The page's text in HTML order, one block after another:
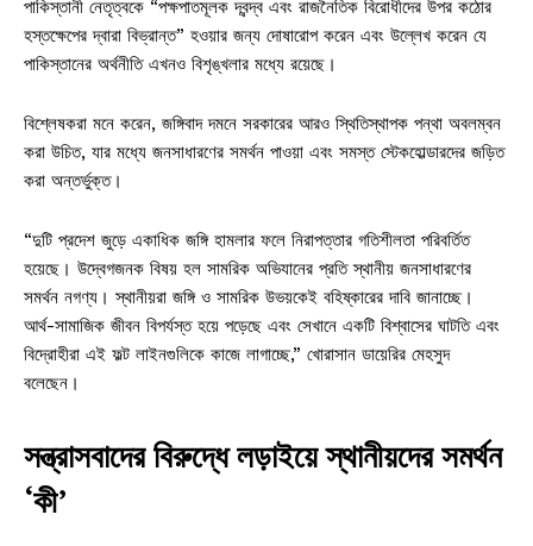
পাকিস্তানী নেতৃত্বকে “পক্ষপাতমূলক দ্বন্দ্ব এবং রাজনৈতিক বিরোধীদের উপর কঠোর
হস্তক্ষেপের দ্বারা বিভ্রান্ত” হওয়ার জন্য দোষারোপ করেন এবং উল্লেখ করেন যে
পাকিস্তানের অর্থনীতি এখনও বিশৃঙ্খলার মধ্যে রয়েছে।
বিশ্লেষকরা মনে করেন, জঙ্গিবাদ দমনে সরকারের আরও স্থিতিস্থাপক পন্থা অবলম্বন
করা উচিত, যার মধ্যে জনসাধারণের সমর্থন পাওয়া এবং সমস্ত স্টেকহোল্ডারদের জড়িত
করা অন্তর্ভুক্ত।
“দুটি প্রদেশ জুড়ে একাধিক জঙ্গি হামলার ফলে নিরাপত্তার গতিশীলতা পরিবর্তিত
হয়েছে। উদ্বেগজনক বিষয় হল সামরিক অভিযানের প্রতি স্থানীয় জনসাধারণের
সমর্থন নগণ্য। স্থানীয়রা জঙ্গি ও সামরিক উভয়কেই বহিষ্কারের দাবি জানাচ্ছে।
আর্থ-সামাজিক জীবন বিপর্যস্ত হয়ে পড়েছে এবং সেখানে একটি বিশ্বাসের ঘাটতি এবং
বিদ্রোহীরা এই ফল্ট লাইনগুলিকে কাজে লাগাচ্ছে,” খোরাসান ডায়েরির মেহসুদ
বলেছেন।
সন্ত্রাসবাদের বিরুদ্ধে লড়াইয়ে স্থানীয়দের সমর্থন
‘কী’